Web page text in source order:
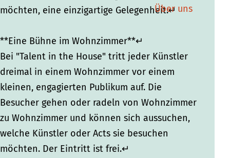
Über uns
möchten, eine einzigartige Gelegenheit.↵
**Eine Bühne im Wohnzimmer**↵
Bei "Talent in the House" tritt jeder Künstler
dreimal in einem Wohnzimmer vor einem
kleinen, engagierten Publikum auf. Die
Besucher gehen oder radeln von Wohnzimmer
zu Wohnzimmer und können sich aussuchen,
welche Künstler oder Acts sie besuchen
möchten. Der Eintritt ist frei.↵